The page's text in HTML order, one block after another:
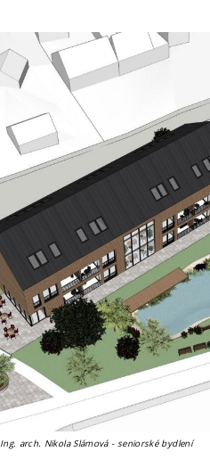
Ing. arch. Nikola Slámová - seniorské bydlení